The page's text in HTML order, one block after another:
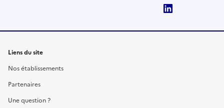
Liens du site
Nos établissements
Partenaires
Une question ?